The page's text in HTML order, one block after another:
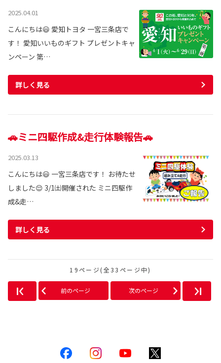
2025.04.01
こんにちは😃 愛知トヨタ 一宮三条店で
す！ 愛知いいものギフト プレゼントキャ
ンペーン 第…
詳しく見る
🚗ミニ四駆作成&走行体験報告🚗
2025.03.13
こんにちは😃 一宮三条店です！ お待たせ
しました😌 3/1㈯開催された ミニ四駆作
成&走…
詳しく見る
19ページ(全33ページ中)
前のページ 次のページ